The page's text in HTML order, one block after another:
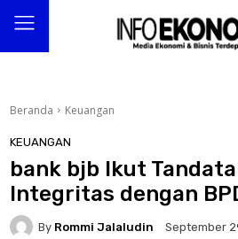
Beranda Keuangan
KEUANGAN
bank bjb Ikut
Integritas dengan
By Rommi Jalaludin September